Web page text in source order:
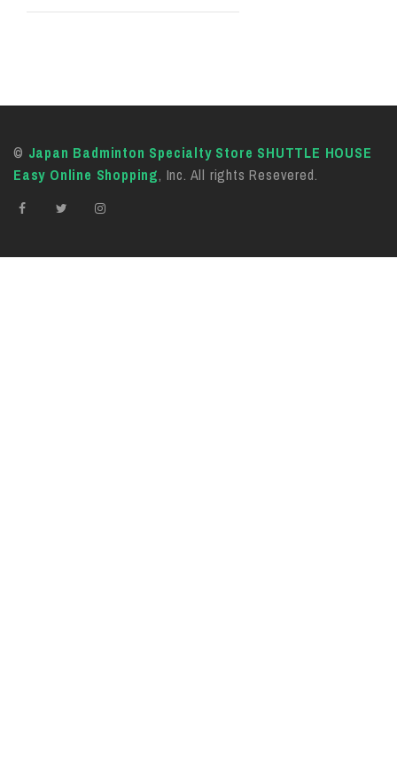
© Japan Badminton Specialty Store SHUTTLE HOUSE
Easy Online Shopping, Inc. All rights Resevered.